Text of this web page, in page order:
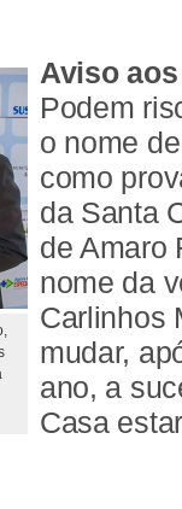
Aviso
Podem
o nome
como
da Santa
de Amaro
nome da
Carlinhos
mudar,
ano, a
Casa